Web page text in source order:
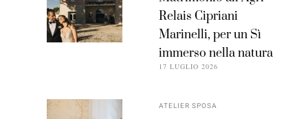
Relais Cipriani
Marinelli, per un Sì
immerso nella natura
17 LUGLIO 2026
ATELIER SPOSA